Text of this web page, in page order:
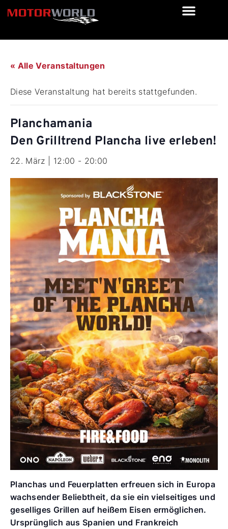
« Alle Veranstaltungen
Diese Veranstaltung hat bereits stattgefunden.
Planchamania
Den Grilltrend Plancha live erleben!
22. März | 12:00 - 20:00
Planchas und Feuerplatten erfreuen sich in Europa
wachsender Beliebtheit, da sie ein vielseitiges und
geselliges Grillen auf heißem Eisen ermöglichen.
Ursprünglich aus Spanien und Frankreich